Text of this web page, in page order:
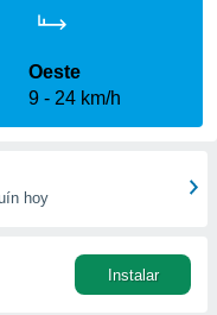
Oeste
9
24 km/h
hoy
Instalar